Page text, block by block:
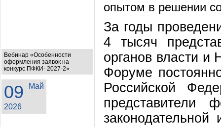
Вебинар «Особенности
оформления заявок на
конкурс ПФКИ- 2027-2»
09 Май
2026
опытом в решении
За годы
4 тысяч
органов власти
Форуме
Российской
представители
законодательной